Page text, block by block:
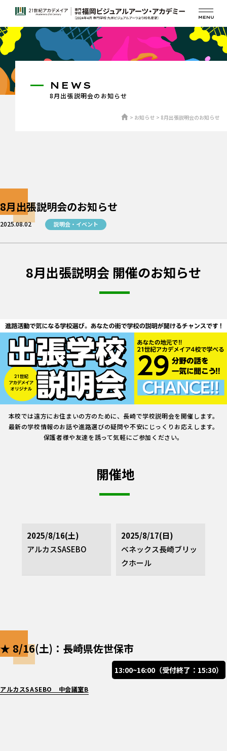
8月出張説明会のお知らせ
NEWS
お知らせ 8月出張説明会のお知らせ
8月出張説明会のお知らせ
2025.08.02 説明会・イベント
8月出張説明会 開催のお知らせ
本校では遠方にお住まいの方のために、長崎で学校説明会を開催します。
最新の学校情報のお話や進路選びの疑問や不安にじっくりお応えします。
保護者様や友達を誘って気軽にご参加ください。
開催地
2025/8/16(土)
アルカスSASEBO
2025/8/17(日)
ベネックス長崎ブリッ
クホール
★ 8/16(土)：長崎県佐世保市
13:00~16:00（受付終了：15:30）
アルカスSASEBO 中会議室B